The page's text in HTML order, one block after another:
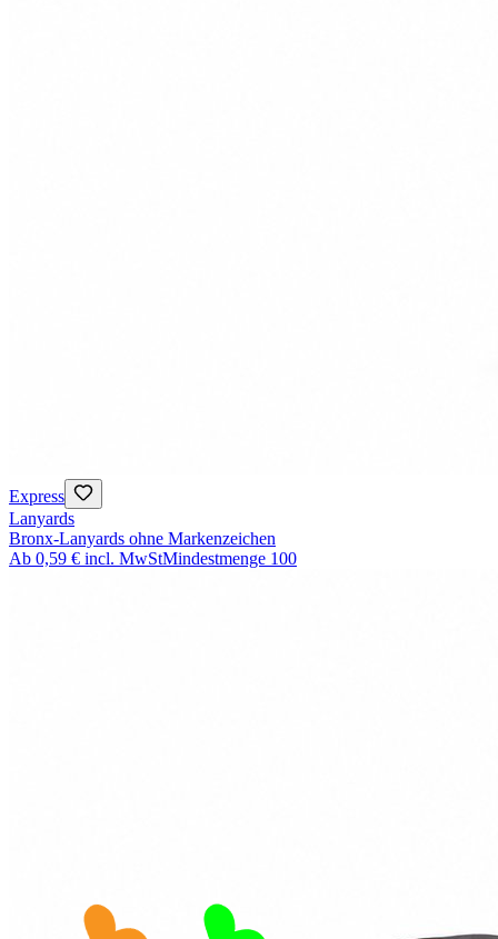
Express
Lanyards
Bronx-Lanyards ohne Markenzeichen
Ab 0,59 € incl. MwStMindestmenge 100